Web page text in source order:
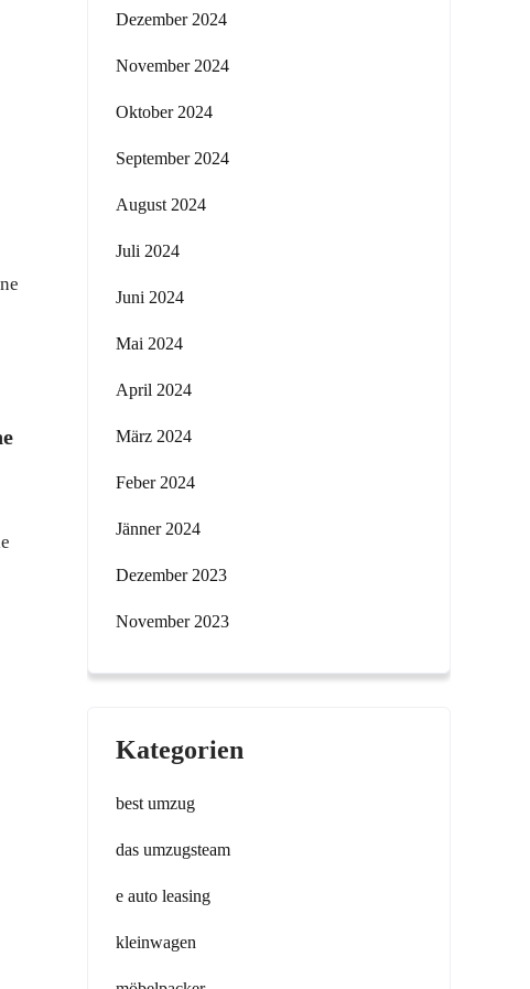
Dezember 2024
November 2024
Oktober 2024
September 2024
August 2024
Juli 2024
Juni 2024
Mai 2024
April 2024
März 2024
Feber 2024
Jänner 2024
Dezember 2023
November 2023
Kategorien
best umzug
das umzugsteam
e auto leasing
kleinwagen